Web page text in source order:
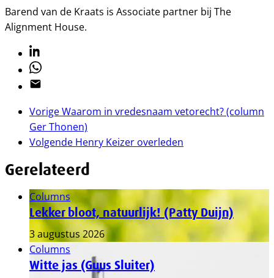
Barend van de Kraats is Associate partner bij The
Alignment House.
Linkedin
Whatsapp
Email
VorigeWaarom in vredesnaam vetorecht? (column
Ger Thonen)
Volgende Henry Keizer overleden
Gerelateerd
Columns
Lekker bloot, natuurlijk! (Patty Duijn)
3 augustus 2026
Columns
Witte jas (Guus Sluiter)